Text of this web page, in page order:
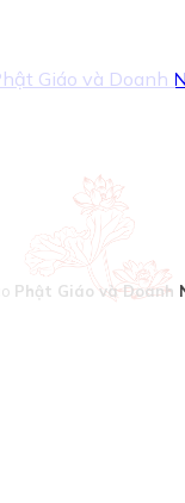
Giáo và Doanh
Phật Giáo và Doanh